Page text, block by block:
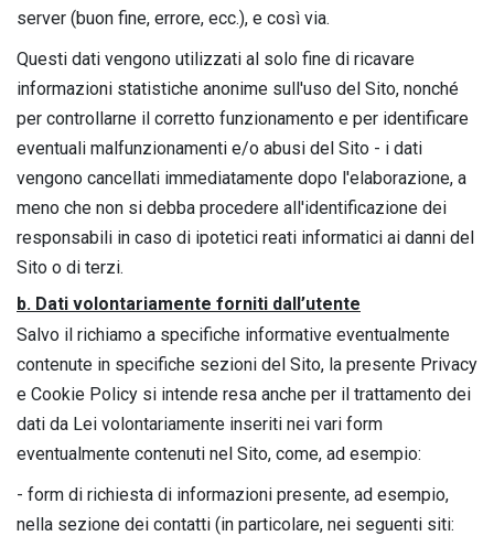
server (buon fine, errore, ecc.), e così via.
Questi dati vengono utilizzati al solo fine di ricavare
informazioni statistiche anonime sull'uso del Sito, nonché
per controllarne il corretto funzionamento e per identificare
eventuali malfunzionamenti e/o abusi del Sito - i dati
vengono cancellati immediatamente dopo l'elaborazione, a
meno che non si debba procedere all'identificazione dei
responsabili in caso di ipotetici reati informatici ai danni del
Sito o di terzi.
b. Dati volontariamente forniti dall’utente
Salvo il richiamo a specifiche informative eventualmente
contenute in specifiche sezioni del Sito, la presente Privacy
e Cookie Policy si intende resa anche per il trattamento dei
dati da Lei volontariamente inseriti nei vari form
eventualmente contenuti nel Sito, come, ad esempio:
- form di richiesta di informazioni presente, ad esempio,
nella sezione dei contatti (in particolare, nei seguenti siti: